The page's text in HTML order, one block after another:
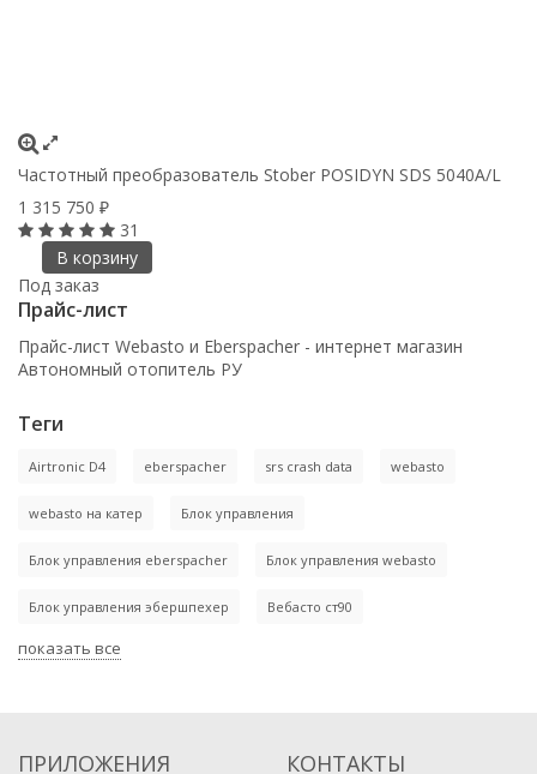
Частотный преобразователь Stober POSIDYN SDS 5040A/L
1 315 750 ₽
31
В корзину
Под заказ
Прайс-лист
Прайс-лист Webasto и Eberspacher - интернет магазин
Автономный отопитель РУ
Теги
Airtronic D4 eberspacher srs crash data webasto
webasto на катер Блок управления
Блок управления eberspacher Блок управления webasto
Блок управления эбершпехер Вебасто ст90
показать все
ПРИЛОЖЕНИЯ КОНТАКТЫ